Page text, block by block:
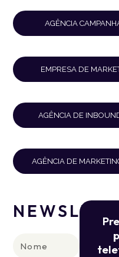
AGÊNCIA
EMPRESA DE
AGÊNCIA DE
AGÊNCIA DE